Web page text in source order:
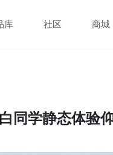
库 社区 商城
同学静态体验